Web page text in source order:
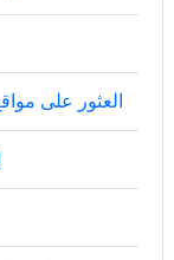
العثور على